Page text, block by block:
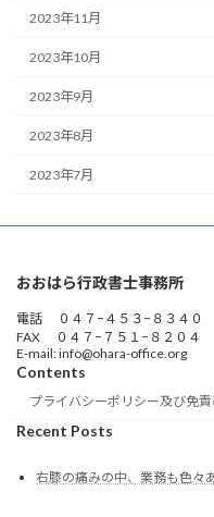
2023年11月
2023年10月
2023年9月
2023年8月
2023年7月
おおはら行政書士事務所
電話 ０４７−４５３−８３４０
FAX ０４７−７５１−８２０４
E-mail: info@ohara-office.org
Contents
プライバシーポリシー及び免
Recent Posts
右膝の痛みの中、業務も色々